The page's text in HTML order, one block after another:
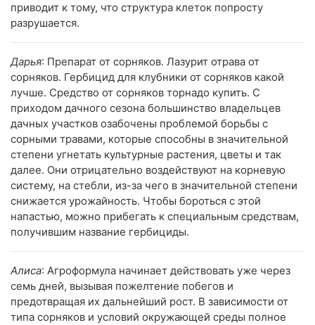
приводит к тому, что структура клеток попросту
разрушается.
Дарья: Препарат от сорняков. Лазурит отрава от
сорняков. Гербицид для клубники от сорняков какой
лучше. Средство от сорняков торнадо купить. С
приходом дачного сезона большинство владельцев
дачных участков озабочены проблемой борьбы с
сорными травами, которые способны в значительной
степени угнетать культурные растения, цветы и так
далее. Они отрицательно воздействуют на корневую
систему, на стебли, из-за чего в значительной степени
снижается урожайность. Чтобы бороться с этой
напастью, можно прибегать к специальным средствам,
получившим название гербициды.
Алиса: Агроформула начинает действовать уже через
семь дней, вызывая пожелтение побегов и
предотвращая их дальнейший рост. В зависимости от
типа сорняков и условий окружающей среды полное